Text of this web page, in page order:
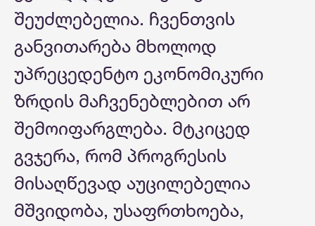
შეუძლებელია. ჩვენთვის
განვითარება მხოლოდ
უპრეცედენტო ეკონომიკური
ზრდის მაჩვენებლებით არ
შემოიფარგლება. მტკიცედ
გვჯერა, რომ პროგრესის
მისაღწევად აუცილებელია
მშვიდობა, უსაფრთხოება,